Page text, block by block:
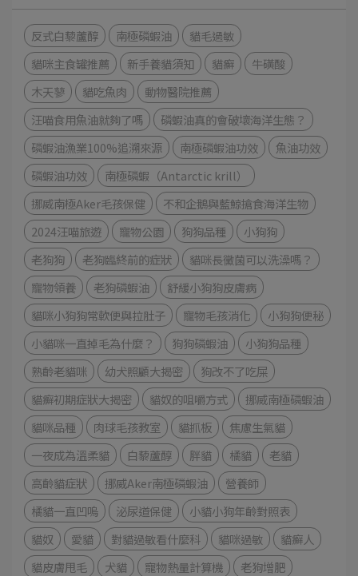
反式白藜蘆醇 南極磷蝦油
貓毛過敏
貓咪主食罐推薦
新手養貓須知 貓癬
牛磺酸
木天蓼
貓吃魚肉
動物醫院推薦
汪喵食用魚油就夠了嗎
磷蝦油真的會破壞海洋生態？
磷蝦油漁業100%追溯來源
南極磷蝦油功效
魚油功效
磷蝦油功效
南極磷蝦（Antarctic krill）
挪威南極Aker毛孩保健
不和企鵝與藍鯨搶食海洋生物
2024汪喵旅遊
寵物公園 狗狗品種
小狗狗
老狗狗
老狗臨終前的症狀
貓咪長黴菌可以洗澡嗎？
寵物領養
老狗磷蝦油
舒緩小狗狗皮膚病
貓咪小狗狗常軟便與拉肚子
寵物毛孩消化
小狗狗便秘
小貓咪一直掉毛為什麼？
狗狗磷蝦油
小狗狗品種
熟齡老貓咪
幼犬照顧大揭密
狗改不了吃屎
貓癬初期症狀大揭密
貓奴的咀嚼方式
挪威南極磷蝦油
貓咪品種
肉球毛孩教室 貓抓板
焦慮生氣貓
一夜成為溫柔貓
白藜蘆醇 胖貓 橘貓
老貓
高齡貓症狀
挪威Aker南極磷蝦油
營養師
橘貓一直凹嗚
泌尿道保健
小貓小狗年齡對照表
貓奴
愛貓 對貓過敏看什麼科 貓咪過敏
貓癬人
貓皮膚甩毛
犬貓 寵物熱量計算機
老狗增肥